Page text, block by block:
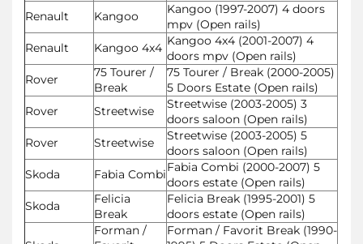
Renault
Kangoo
Kangoo (1997-2007) 4 doors
mpv (Open rails)
Renault
Kangoo 4x4 Kangoo 4x4 (2001-2007) 4
doors mpv (Open rails)
Rover
75 Tourer /
Break
75 Tourer / Break (2000-2005)
5 Doors Estate (Open rails)
Rover
Streetwise
Streetwise (2003-2005) 3
doors saloon (Open rails)
Rover
Streetwise
Streetwise (2003-2005) 5
doors saloon (Open rails)
Skoda
Fabia CombiFabia Combi (2000-2007) 5
doors estate (Open rails)
Skoda
Felicia
Break
Felicia Break (1995-2001) 5
doors estate (Open rails)
Forman /
Forman / Favorit Break (1990-